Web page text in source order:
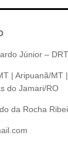
Júnior –
| Aripuanã/MT
do Jamari/RO
da Rocha